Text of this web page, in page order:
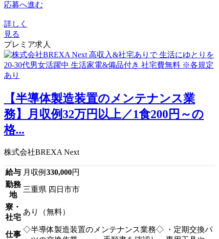
応募へ進む
詳しく
見る
プレミア求人
【半導体製造装置のメンテナンス業
務】月収例32万円以上／1食200円～の
格...
株式会社BREXA Next
給与 月収例 330,000円
勤務
地
三重県 四日市市
寮・
社宅
あり（無料）
仕事
◇半導体製造装置のメンテナンス業務◇ ・定期交換パ